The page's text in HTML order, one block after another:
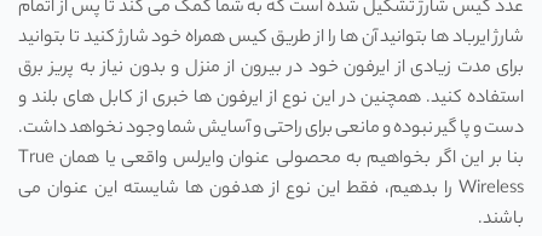
عدد کیس شارژ تشکیل شده است که به شما کمک می کند تا پس از اتمام
شارژ ایرباد ها بتوانید آن ها را از طریق کیس همراه خود شارژ کنید تا بتوانید
برای مدت زیادی از ایرفون خود در بیرون از منزل و بدون نیاز به پریز برق
استفاده کنید. همچنین در این نوع از ایرفون ها خبری از کابل های بلند و
دست و پا گیر نبوده و مانعی برای راحتی و آسایش شما وجود نخواهد داشت.
بنا بر این اگر بخواهیم به محصولی عنوان وایرلس واقعی یا همان True
Wireless را بدهیم، فقط این نوع از هدفون ها شایسته این عنوان می
باشند.